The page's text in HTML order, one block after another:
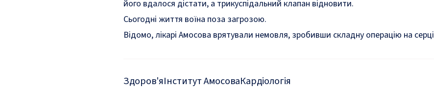
його вдалося дістати, а трикуспідальний клапан відновити.
Сьогодні життя воїна поза загрозою.
Відомо,лікарі Амосова врятували немовля, зробивши складну операцію на серці
Здоров'яІнститут АмосоваКардіологія